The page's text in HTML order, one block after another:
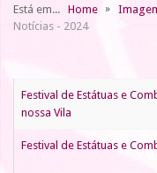
Está em... Home
Notícias - 2024
Festival de Estátuas e
nossa Vila
Festival de Estátuas e